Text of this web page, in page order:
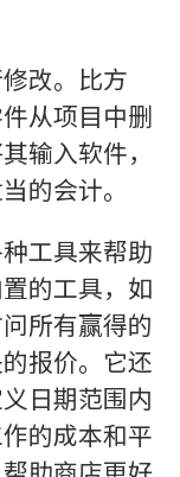
改。比方
从项目中删
输入软件，
的会计。
工具来帮助
的工具，如
所有赢得的
报价。它还
日期范围内
的成本和平